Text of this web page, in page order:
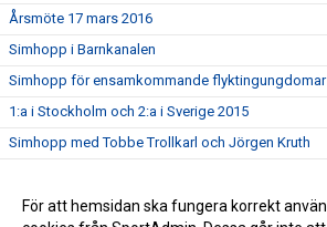
Årsmöte 17 mars 2016
Simhopp i Barnkanalen
Simhopp för ensamkommande flyktingungdomar
1:a i Stockholm och 2:a i Sverige 2015
Simhopp med Tobbe Trollkarl och Jörgen Kruth
Dive of Hope drog in 70000 kr!
För att hemsidan ska fungera korrekt